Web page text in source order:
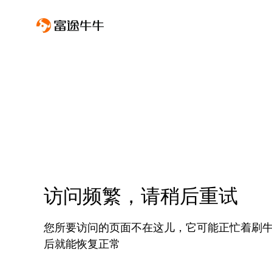
访问频繁，请稍后重试
您所要访问的页面不在这儿，它可能正忙着刷
后就能恢复正常